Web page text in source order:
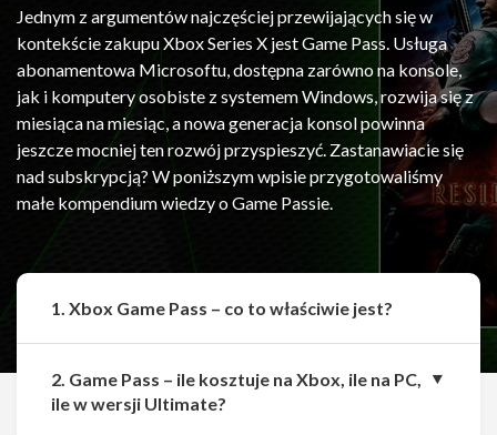
Jednym z argumentów najczęściej przewijających się w
kontekście zakupu Xbox Series X jest Game Pass. Usługa
abonamentowa Microsoftu, dostępna zarówno na konsole,
jak i komputery osobiste z systemem Windows, rozwija się z
miesiąca na miesiąc, a nowa generacja konsol powinna
jeszcze mocniej ten rozwój przyspieszyć. Zastanawiacie się
nad subskrypcją? W poniższym wpisie przygotowaliśmy
małe kompendium wiedzy o Game Passie.
1. Xbox Game Pass – co to właściwie jest?
2. Game Pass – ile kosztuje na Xbox, ile na PC,
ile w wersji Ultimate?